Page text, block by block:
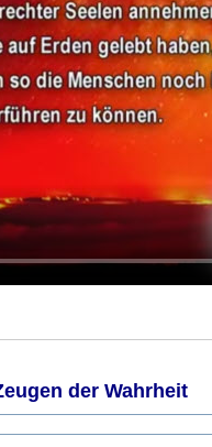
der Wahrheit